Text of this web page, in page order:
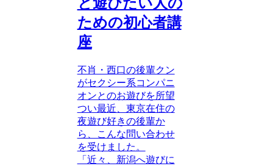
ための初心者講
座
不肖・西口の後輩クン
がセクシー系コンパニ
オンとのお遊びを所望
つい最近、東京在住の
夜遊び好きの後輩か
ら、こんな問い合わせ
を受けました。
「近々、新潟へ遊びに